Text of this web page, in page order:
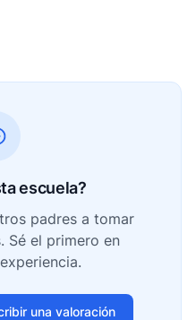
escuela?
padres a tomar
Sé el primero en
una valoración